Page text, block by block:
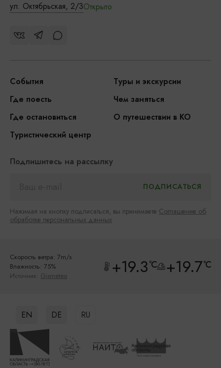
ул. Октябрьская, 2/3Открыто
События
Туры и экскурсии
Где поесть
Чем заняться
Где остановиться
О путешествии в КО
Туристический центр
Подпишитесь на рассылку
Нажимая на кнопку подписаться, вы принимаете Соглашение об
обработке персональных данных
Скорость ветра: 7m/s
Влажность: 75%
Источник: Gismeteo +19.3°C +19.7°C
EN DE RU